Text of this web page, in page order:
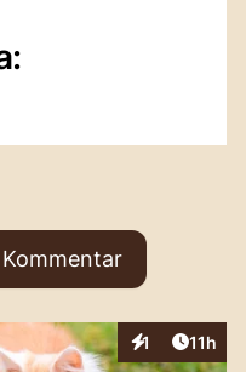
1
Interaktionen
11h